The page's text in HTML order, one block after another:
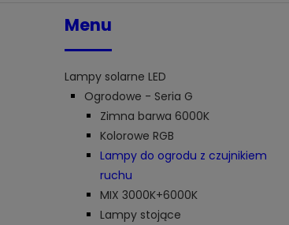
Menu
Lampy solarne LED
Ogrodowe - Seria G
Zimna barwa 6000K
Kolorowe RGB
Lampy do ogrodu z czujnikiem
ruchu
MIX 3000K+6000K
Lampy stojące